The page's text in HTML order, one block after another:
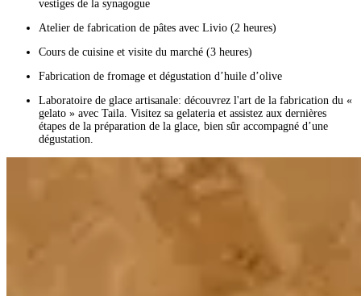
vestiges de la synagogue
Atelier de fabrication de pâtes avec Livio (2 heures)
Cours de cuisine et visite du marché (3 heures)
Fabrication de fromage et dégustation d’huile d’olive
Laboratoire de glace artisanale: découvrez l'art de la fabrication du «
gelato » avec Taila. Visitez sa gelateria et assistez aux dernières
étapes de la préparation de la glace, bien sûr accompagné d’une
dégustation.